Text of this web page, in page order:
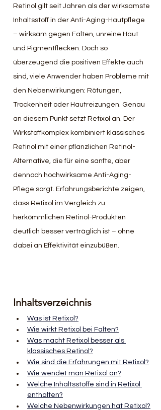
Retinol gilt seit Jahren als der wirksamste
Inhaltsstoff in der Anti-Aging-Hautpflege
– wirksam gegen Falten, unreine Haut
und Pigmentflecken. Doch so
überzeugend die positiven Effekte auch
sind, viele Anwender haben Probleme mit
den Nebenwirkungen: Rötungen,
Trockenheit oder Hautreizungen. Genau
an diesem Punkt setzt Retixol an. Der
Wirkstoffkomplex kombiniert klassisches
Retinol mit einer pflanzlichen Retinol-
Alternative, die für eine sanfte, aber
dennoch hochwirksame Anti-Aging-
Pflege sorgt. Erfahrungsberichte zeigen,
dass Retixol im Vergleich zu
herkömmlichen Retinol-Produkten
deutlich besser verträglich ist – ohne
dabei an Effektivität einzubüßen.
Inhaltsverzeichnis
Was ist Retixol?
Wie wirkt Retixol bei Falten?
Was macht Retixol besser als
klassisches Retinol?
Wie sind die Erfahrungen mit Retixol?
Wie wendet man Retixol an?
Welche Inhaltsstoffe sind in Retixol
enthalten?
Welche Nebenwirkungen hat Retixol?